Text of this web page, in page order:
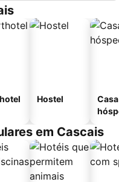
Hostel
em Cascais